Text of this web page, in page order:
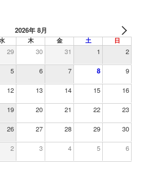
2026年 8月
木 金 土 日
29 30 31 1 2
5 6 7 8 9
12 13 14 15 16
19 20 21 22 23
26 27 28 29 30
2 3 4 5 6